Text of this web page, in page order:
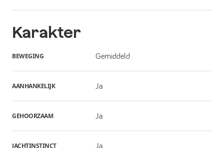
Karakter
BEWEGING Gemiddeld
AANHANKELIJK Ja
GEHOORZAAM Ja
JACHTINSTINCT Ja